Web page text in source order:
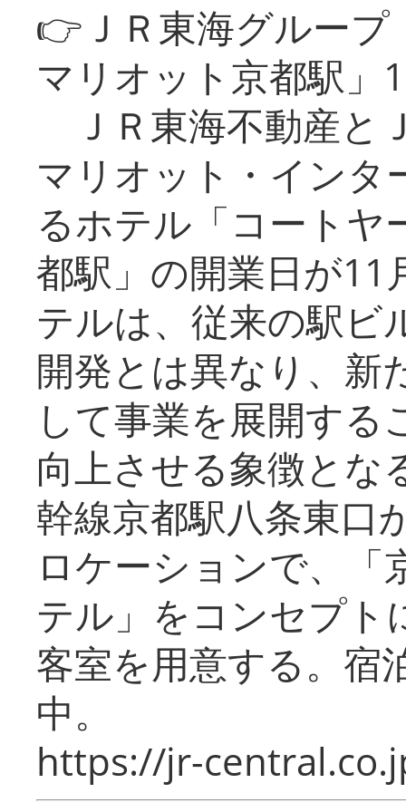
👉ＪＲ東海グルー
マリオット京都駅」
ＪＲ東海不動産と
マリオット・インタ
るホテル「コートヤ
都駅」の開業日が11
テルは、従来の駅ビ
開発とは異なり、新
して事業を展開する
向上させる象徴とな
幹線京都駅八条東口
ロケーションで、「
テル」をコンセプト
客室を用意する。宿
中。
https://jr-